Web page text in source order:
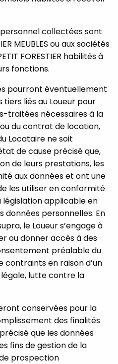
collectées sont
MEUBLES ou aux sociétés
FORESTIER habilités à
fonctions.
pourront éventuellement
liés au Loueur pour
traitées nécessaires à la
du contrat de location,
Locataire ne soit
de cause précisé que,
de leurs prestations, les
aux données et ont une
les utiliser en conformité
législation applicable en
personnelles. En
le Loueur s’engage à
ou donner accès à des
préalable du
contraints en raison d’un
lutte contre la
conservées pour la
des finalités
que les données
fins de gestion de la
prospection